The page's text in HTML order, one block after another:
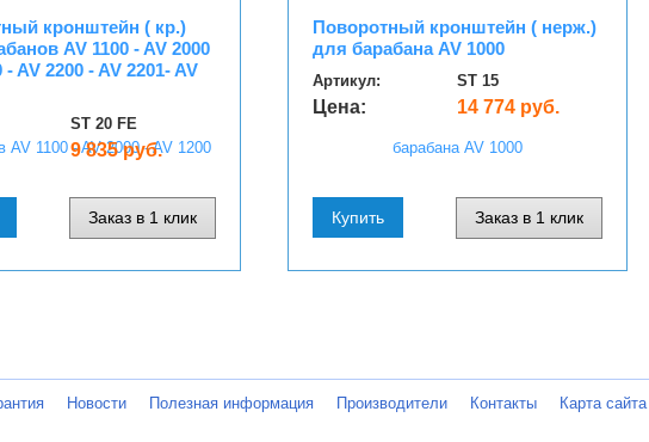
кронштейн ( кр.)
AV 1100 - AV 2000
- AV 2200 - AV 2201- AV
ST 20 FE
9 835 руб.
Заказ в 1 клик
Поворотный кронштейн ( нерж.)
для барабана AV 1000
Артикул: ST 15
Цена: 14 774 руб.
Купить Заказ в 1 клик
Новости Полезная информация Производители Контакты Карта сайта